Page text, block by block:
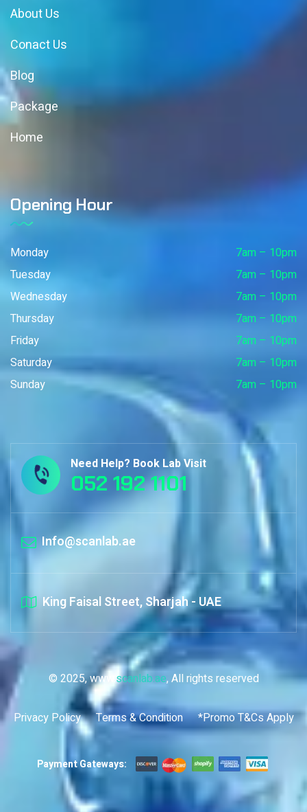
About Us
Conact Us
Blog
Package
Home
Opening Hour
Monday
7am – 10pm
Tuesday
7am – 10pm
Wednesday
7am – 10pm
Thursday
7am – 10pm
Friday
7am – 10pm
Saturday
7am – 10pm
Sunday
7am – 10pm
Need Help? Book Lab Visit
052 192 1101
Info@scanlab.ae
King Faisal Street, Sharjah - UAE
© 2025, www.scanlab.ae, All rights reserved
Privacy Policy Terms & Condition *Promo T&Cs Apply
Payment Gateways: